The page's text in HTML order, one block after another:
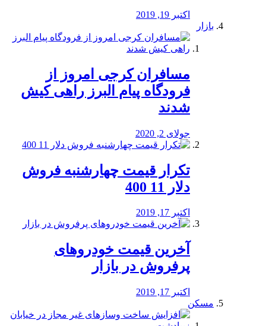
اکتبر 19, 2019
بازار
مسافران کرجی امروز از
فرودگاه پیام البرز راهی کیش
شدند
جولای 2, 2020
تکرار قیمت چهارشنبه فروش
دلار 11 400
اکتبر 17, 2019
آخرین قیمت خودرو‌های
پرفروش در بازار
اکتبر 17, 2019
مسکن